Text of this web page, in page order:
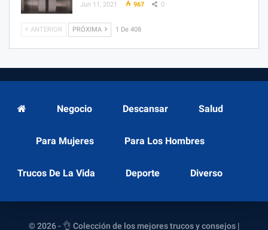
Jun 11, 2021 967 0
ANTERIOR PRÓXIMA 1 De 408
Negocio Descansar Salud
Para Mujeres Para Los Hombres
Trucos De La Vida Deporte Diverso
© 2026 - 👌 Colección de los mejores trucos y consejos |